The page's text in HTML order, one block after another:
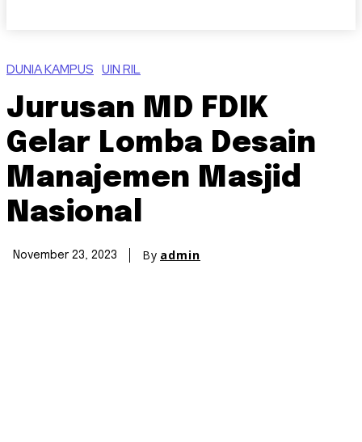
DUNIA KAMPUS UIN RIL
Jurusan MD FDIK
Gelar Lomba Desain
Manajemen Masjid
Nasional
November 23, 2023 By admin